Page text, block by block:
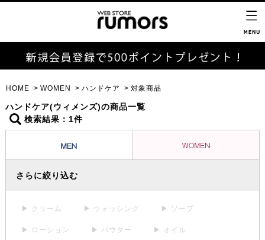
HOME WOMEN ハンドケア 対象商品
ハンドケア(ウィメンズ)の商品一覧
検索結果：1件
さらに絞り込む
▶ クリーム ▶ ウォッシング ▶ ソープ
▶ ローション ▶ パウダー ▶ オイル